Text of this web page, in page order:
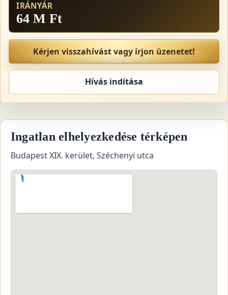
IRÁNYÁR
64 M Ft
Kérjen visszahívást vagy írjon üzenetet!
Hívás indítása
Ingatlan elhelyezkedése térképen
Budapest XIX. kerület, Széchenyi utca